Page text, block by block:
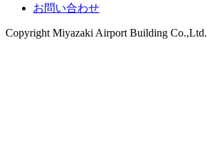
お問い合わせ
Copyright Miyazaki Airport Building Co.,Ltd.